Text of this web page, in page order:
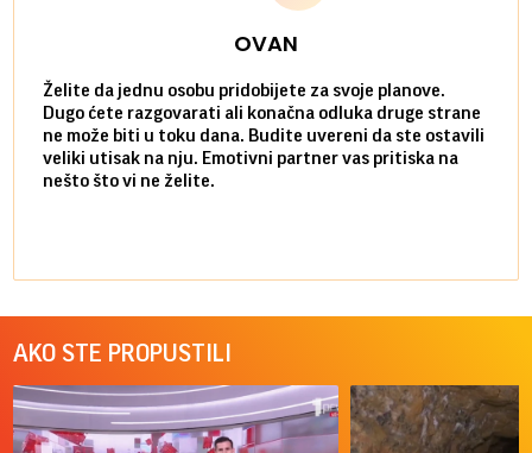
OVAN
Želite da jednu osobu pridobijete za svoje planove.
Dugo ćete razgovarati ali konačna odluka druge strane
ne može biti u toku dana. Budite uvereni da ste ostavili
veliki utisak na nju. Emotivni partner vas pritiska na
nešto što vi ne želite.
AKO STE PROPUSTILI